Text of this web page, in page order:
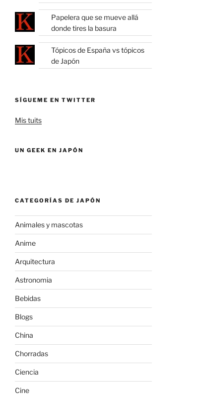
Papelera que se mueve allá
donde tires la basura
Tópicos de España vs tópicos
de Japón
SÍGUEME EN TWITTER
Mis tuits
UN GEEK EN JAPÓN
CATEGORÍAS DE JAPÓN
Animales y mascotas
Anime
Arquitectura
Astronomia
Bebidas
Blogs
China
Chorradas
Ciencia
Cine